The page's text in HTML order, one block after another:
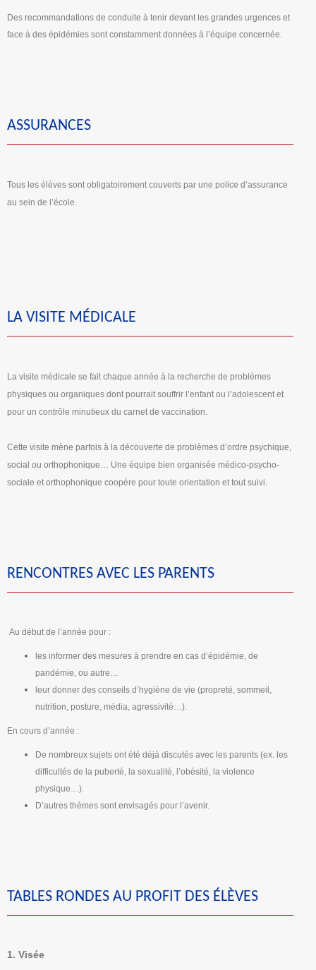
Des recommandations de conduite à tenir devant les grandes urgences et
face à des épidémies sont constamment données à l’équipe concernée.
ASSURANCES
Tous les élèves sont obligatoirement couverts par une police d’assurance
au sein de l’école.
LA VISITE MÉDICALE
La visite médicale se fait chaque année à la recherche de problèmes
physiques ou organiques dont pourrait souffrir l’enfant ou l’adolescent et
pour un contrôle minutieux du carnet de vaccination.
Cette visite mène parfois à la découverte de problèmes d’ordre psychique,
social ou orthophonique… Une équipe bien organisée médico-psycho-
sociale et orthophonique coopère pour toute orientation et tout suivi.
RENCONTRES AVEC LES PARENTS
Au début de l’année pour :
les informer des mesures à prendre en cas d’épidémie, de
pandémie, ou autre…
leur donner des conseils d’hygiène de vie (propreté, sommeil,
nutrition, posture, média, agressivité…).
En cours d’année :
De nombreux sujets ont été déjà discutés avec les parents (ex. les
difficultés de la puberté, la sexualité, l’obésité, la violence
physique…).
D’autres thèmes sont envisagés pour l’avenir.
TABLES RONDES AU PROFIT DES ÉLÈVES
1. Visée